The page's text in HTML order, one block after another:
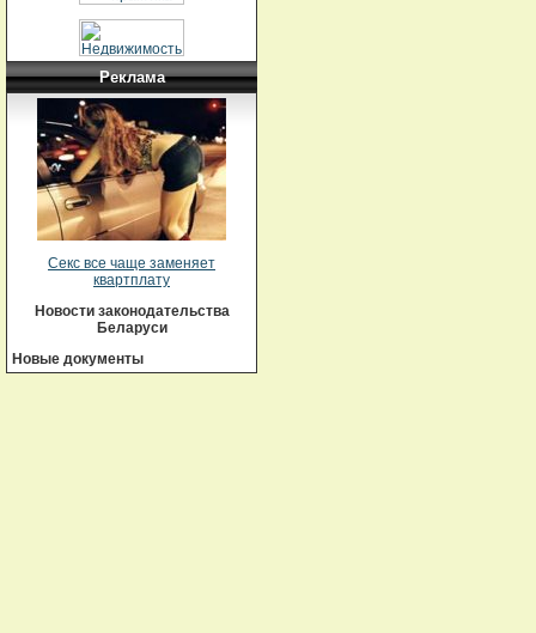
Реклама
Секс все чаще заменяет
квартплату
Новости законодательства
Беларуси
Новые документы